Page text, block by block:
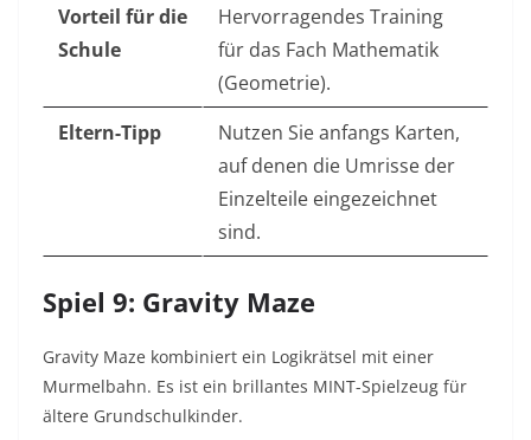
Vorteil für die
Schule
Hervorragendes Training
für das Fach Mathematik
(Geometrie).
Eltern-Tipp
Nutzen Sie anfangs Karten,
auf denen die Umrisse der
Einzelteile eingezeichnet
sind.
Spiel 9: Gravity Maze
Gravity Maze kombiniert ein Logikrätsel mit einer
Murmelbahn. Es ist ein brillantes MINT-Spielzeug für
ältere Grundschulkinder.